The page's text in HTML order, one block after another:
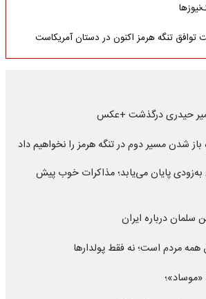
توافق تنگه هرمز اکنون در دستان آمریکاست
حیدری درگذشت +عکس
شدن مسیر دوم در تنگه هرمز را نخواهیم داد
به‌زودی پایان می‌یابد؛ مذاکرات خوب پیش
درباره ایران
مردم است؛ نه فقط پولدارها
«موساد»؛